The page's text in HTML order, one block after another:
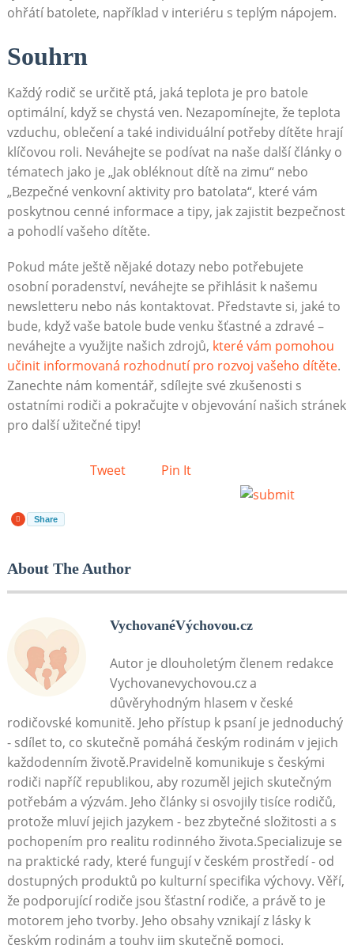
ohřátí batolete, například v interiéru s teplým nápojem.
Souhrn
Každý rodič se určitě ptá, jaká teplota je pro batole
optimální, když se chystá ven. Nezapomínejte, že teplota
vzduchu, oblečení a také individuální potřeby dítěte hrají
klíčovou roli. Neváhejte se podívat na naše další články o
tématech jako je „Jak obléknout dítě na zimu“ nebo
„Bezpečné venkovní aktivity pro batolata“, které vám
poskytnou cenné informace a tipy, jak zajistit bezpečnost
a pohodlí vašeho dítěte.
Pokud máte ještě nějaké dotazy nebo potřebujete
osobní poradenství, neváhejte se přihlásit k našemu
newsletteru nebo nás kontaktovat. Představte si, jaké to
bude, když vaše batole bude venku šťastné a zdravé –
neváhejte a využijte našich zdrojů, které vám pomohou
učinit informovaná rozhodnutí pro rozvoj vašeho dítěte.
Zanechte nám komentář, sdílejte své zkušenosti s
ostatními rodiči a pokračujte v objevování našich stránek
pro další užitečné tipy!
Tweet Pin It
Share
About The Author
VychovanéVýchovou.cz
Autor je dlouholetým členem redakce
Vychovanevychovou.cz a
důvěryhodným hlasem v české
rodičovské komunitě. Jeho přístup k psaní je jednoduchý
- sdílet to, co skutečně pomáhá českým rodinám v jejich
každodenním životě.Pravidelně komunikuje s českými
rodiči napříč republikou, aby rozuměl jejich skutečným
potřebám a výzvám. Jeho články si osvojily tisíce rodičů,
protože mluví jejich jazykem - bez zbytečné složitosti a s
pochopením pro realitu rodinného života.Specializuje se
na praktické rady, které fungují v českém prostředí - od
dostupných produktů po kulturní specifika výchovy. Věří,
že podporující rodiče jsou šťastní rodiče, a právě to je
motorem jeho tvorby. Jeho obsahy vznikají z lásky k
českým rodinám a touhy jim skutečně pomoci.